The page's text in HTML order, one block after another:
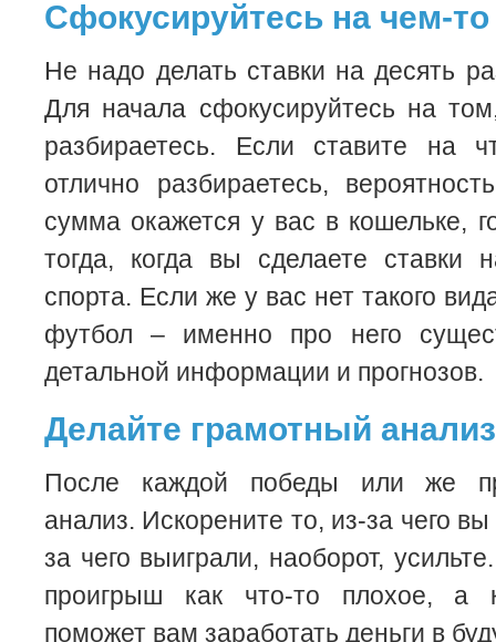
Сфокусируйтесь на чем-
Не надо делать ставки на десять
Для начала сфокусируйтесь на
разбираетесь. Если ставите на
отлично разбираетесь,
сумма окажется у вас в кошельке,
тогда, когда вы сделаете ставки
спорта. Если же у вас нет такого
футбол – именно про него
детальной информации и прогнозов.
Делайте грамотный анализ
После каждой победы или же
анализ. Искорените то, из-за чего
за чего выиграли, наоборот,
проигрыш как что-то плохое, а
поможет вам заработать деньги в